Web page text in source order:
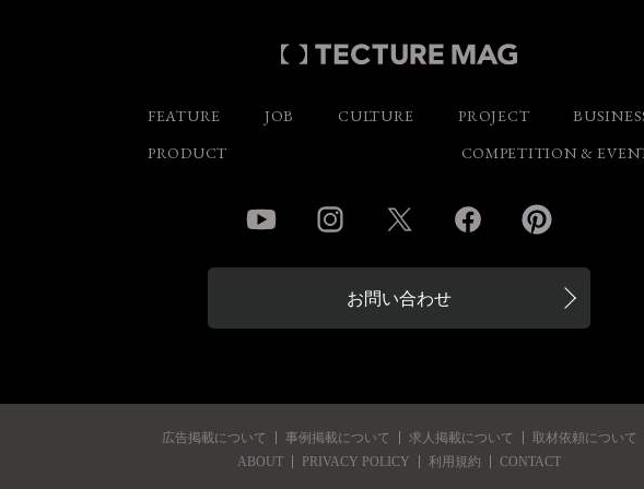
FEATURE JOB CULTURE PROJECT
PRODUCT
COMPETITION &
YouTube Instagram Twitter Facebook
お問い合わせ
広告掲載について 事例掲載について 求人掲載について
取材依頼について
ABOUT
PRIVACY POLICY 利用規約 CONTACT